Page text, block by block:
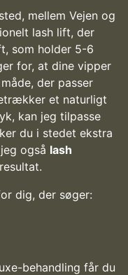
mellem Vejen og
lash lift, der
som holder 5-6
for, at dine vipper
der passer
et naturligt
kan jeg tilpasse
du i stedet ekstra
også lash
dig, der søger:
behandling får du